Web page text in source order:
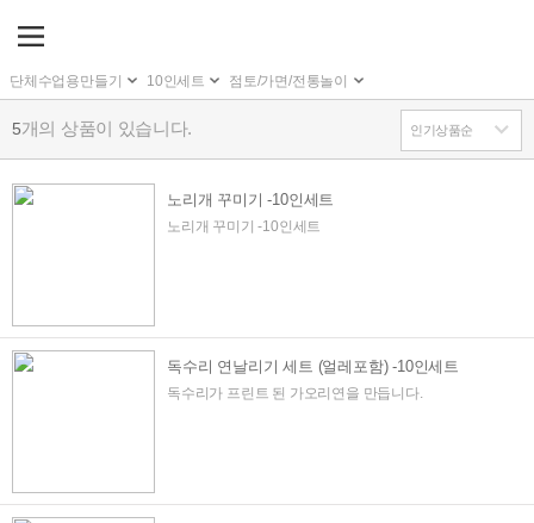
단체수업용만들기 10인세트 점토/가면/전통놀이
5개의 상품이 있습니다.
노리개 꾸미기 -10인세트
노리개 꾸미기 -10인세트
독수리 연날리기 세트 (얼레포함) -10인세트
독수리가 프린트 된 가오리연을 만듭니다.